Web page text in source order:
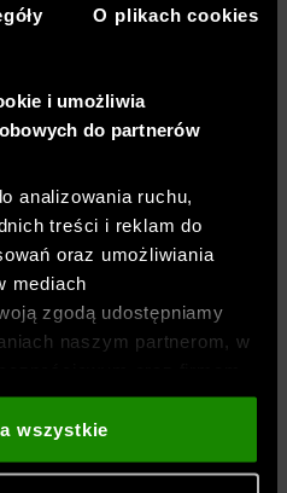
O plikach cookies
i umożliwia
do partnerów
analizowania ruchu,
treści i reklam do
oraz umożliwiania
mediach
zgodą udostępniamy
naszym partnerom, w
internetową. Nasi
z innymi, które
a także z
wszystkie
,na zamek